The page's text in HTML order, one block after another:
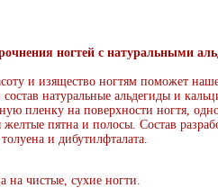
ногтей с натуральными
и изящество ногтям поможет
натуральные альдегиды и
пленку на поверхности ногтя,
пятна и полосы. Состав
и дибутилфталата.
на чистые, сухие ногти.